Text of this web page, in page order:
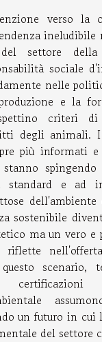
verso la
ineludibile
del settore
sociale
nelle
e la
criteri di
degli animali. I
più informati
standard e ad
dell'ambiente
sostenibile
ma un vero e
riflette
scenario,
un futuro in cui
del settore